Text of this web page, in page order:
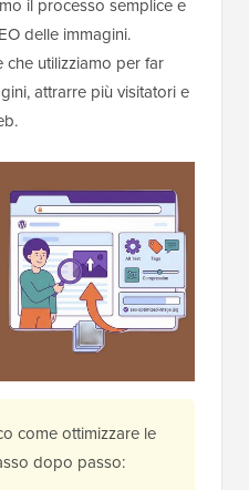
il processo semplice e
delle immagini.
che utilizziamo per far
attrarre più visitatori e
come ottimizzare le
dopo passo: